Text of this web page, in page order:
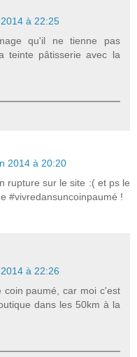
à 22:25
qu'il ne tienne pas
teinte pâtisserie avec la
2014 à 20:20
rupture sur le site :( et ps le
#vivredansuncoinpaumé !
à 22:26
coin paumé, car moi c'est
dans les 50km à la